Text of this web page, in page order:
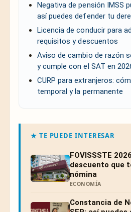
Negativa de pensión IMSS
así puedes defender tu
Licencia de conducir para
requisitos y descuentos
Aviso de cambio de razón
y cumple con el SAT en
CURP para extranjeros:
temporal y la permanente
★ TE PUEDE INTERESAR
FOVISSSTE
descuento que
nómina
ECONOMÍA
Constancia de